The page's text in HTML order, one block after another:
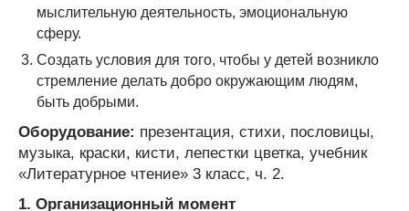
мыслительную деятельность, эмоциональную
сферу.
Создать условия для того, чтобы у детей возникло
стремление делать добро окружающим людям,
быть добрыми.
Оборудование: презентация, стихи, пословицы,
музыка, краски, кисти, лепестки цветка, учебник
«Литературное чтение» 3 класс, ч. 2.
1. Организационный момент